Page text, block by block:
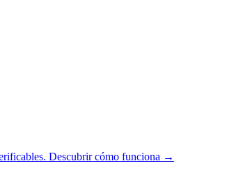
Descubrir cómo funciona →